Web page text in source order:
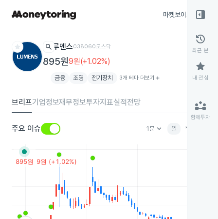
마켓보이스
star search 루멘스038060코스닥
895원9원(+1.02%)
금융 조명 전기장치 3개 테마 더보기 add
브리프기업정보재무정보투자지표실적전망
주요 이슈 1분keyboard_arrow_down 일 주
right_panel_open
history
최근 본
star
내 관심
partner_exchange
함께투자